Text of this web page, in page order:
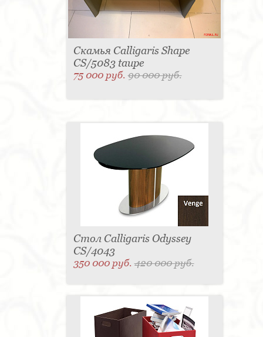
Скамья Calligaris Shape
CS/5083 taupe
75 000 руб.90 000 руб.
Стол Calligaris Odyssey
CS/4043
350 000 руб.420 000 руб.